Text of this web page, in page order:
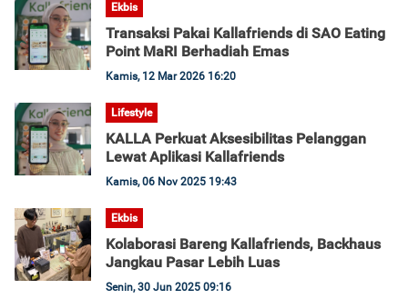
Ekbis
Transaksi Pakai Kallafriends di SAO Eating
Point MaRI Berhadiah Emas
Kamis, 12 Mar 2026 16:20
Lifestyle
KALLA Perkuat Aksesibilitas Pelanggan
Lewat Aplikasi Kallafriends
Kamis, 06 Nov 2025 19:43
Ekbis
Kolaborasi Bareng Kallafriends, Backhaus
Jangkau Pasar Lebih Luas
Senin, 30 Jun 2025 09:16